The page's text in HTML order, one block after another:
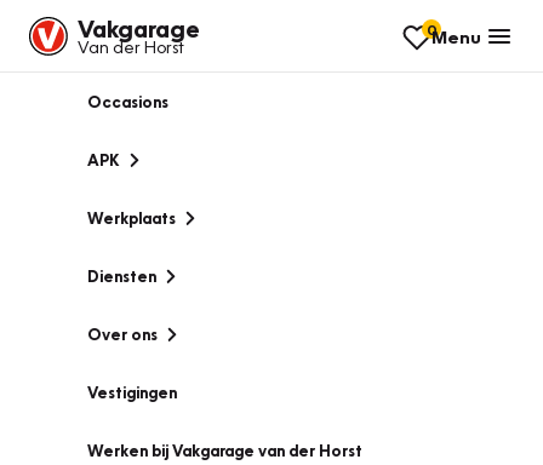
Vakgarage
Van der Horst
0Menu
Occasions
APK
Werkplaats
Diensten
Over ons
Vestigingen
Werken bij Vakgarage van der Horst